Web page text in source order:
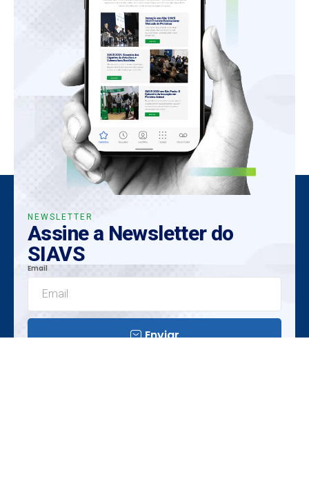
NEWSLETTER
Assine a Newsletter do
SIAVS
Email
Enviar